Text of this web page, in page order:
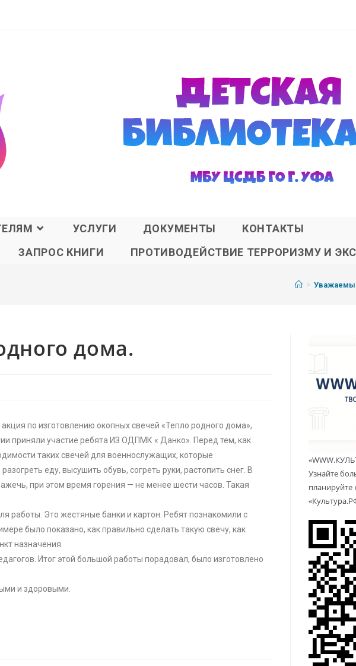
УСЛУГИ ДОКУМЕНТЫ
КОНТАКТЫ
ЗАПРОС КНИГИ
ПРОТИВОДЕЙСТВИЕ ТЕРРОРИЗМУ И
>
дома.
по изготовлению окопных свечей «Тепло родного дома»,
приняли участие ребята ИЗ ОДПМК « Данко». Перед тем, как
таких свечей для военнослужащих, которые
еду, высушить обувь, согреть руки, растопить снег. В
при этом время горения — не менее шести часов. Такая
работы. Это жестяные банки и картон. Ребят познакомили с
было показано, как правильно сделать такую свечу, как
назначения.
Итог этой большой работы порадовал, было изготовлено
и здоровыми.
Узнайте
планируйте